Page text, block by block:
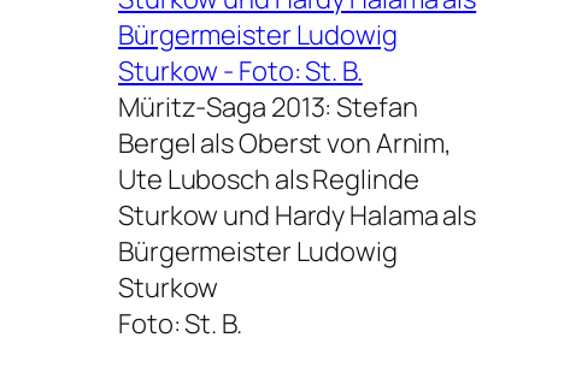
Müritz-Saga 2013: Stefan
Bergel als Oberst von Arnim,
Ute Lubosch als Reglinde
Sturkow und Hardy Halama als
Bürgermeister Ludowig
Sturkow
Foto: St. B.